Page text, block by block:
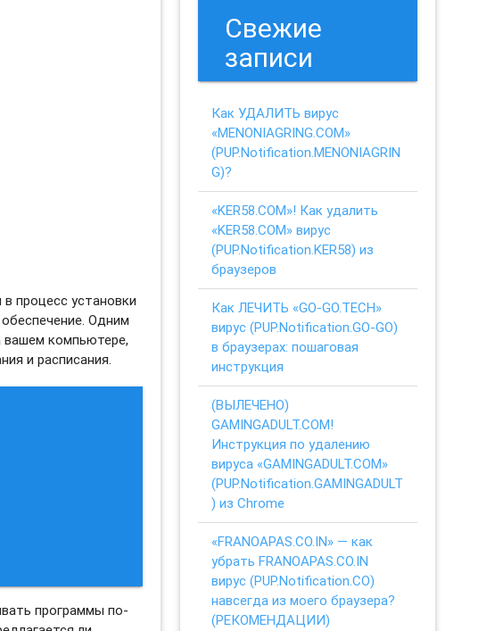
процесс установки
Одним
вашем компьютере,
и расписания.
программы по-
Свежие
записи
Как УДАЛИТЬ вирус
«MENONIAGRING.COM»
(PUP.Notification.MENONIAGRIN
G)?
«KER58.COM»! Как удалить
«KER58.COM» вирус
(PUP.Notification.KER58) из
браузеров
Как ЛЕЧИТЬ «GO-GO.TECH»
вирус (PUP.Notification.GO-GO)
в браузерах: пошаговая
инструкция
(ВЫЛЕЧЕНО)
GAMINGADULT.COM!
Инструкция по удалению
вируса «GAMINGADULT.COM»
(PUP.Notification.GAMINGADULT
) из Chrome
«FRANOAPAS.CO.IN» — как
убрать FRANOAPAS.CO.IN
вирус (PUP.Notification.CO)
навсегда из моего браузера?
(РЕКОМЕНДАЦИИ)